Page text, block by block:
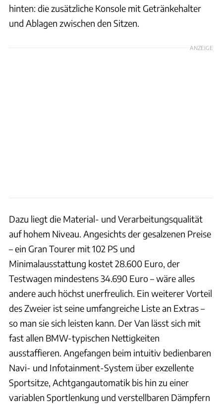
hinten: die zusätzliche Konsole mit Getränkehalter
und Ablagen zwischen den Sitzen.
ANZEIGE
Dazu liegt die Material- und Verarbeitungsqualität
auf hohem Niveau. Angesichts der gesalzenen Preise
– ein Gran Tourer mit 102 PS und
Minimalausstattung kostet 28.600 Euro, der
Testwagen mindestens 34.690 Euro – wäre alles
andere auch höchst unerfreulich. Ein weiterer Vorteil
des Zweier ist seine umfangreiche Liste an Extras –
so man sie sich leisten kann. Der Van lässt sich mit
fast allen BMW-typischen Nettigkeiten
ausstaffieren. Angefangen beim intuitiv bedienbaren
Navi- und Infotainment-System über exzellente
Sportsitze, Achtgangautomatik bis hin zu einer
variablen Sportlenkung und verstellbaren Dämpfern